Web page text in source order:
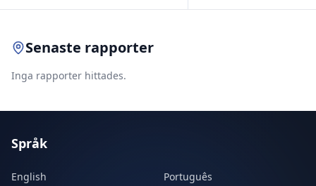
Senaste rapporter
Inga rapporter hittades.
Språk
English
Português